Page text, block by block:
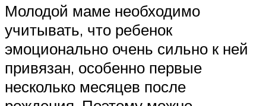
Молодой маме необходимо
учитывать, что ребенок
эмоционально очень сильно к ней
привязан, особенно первые
несколько месяцев после